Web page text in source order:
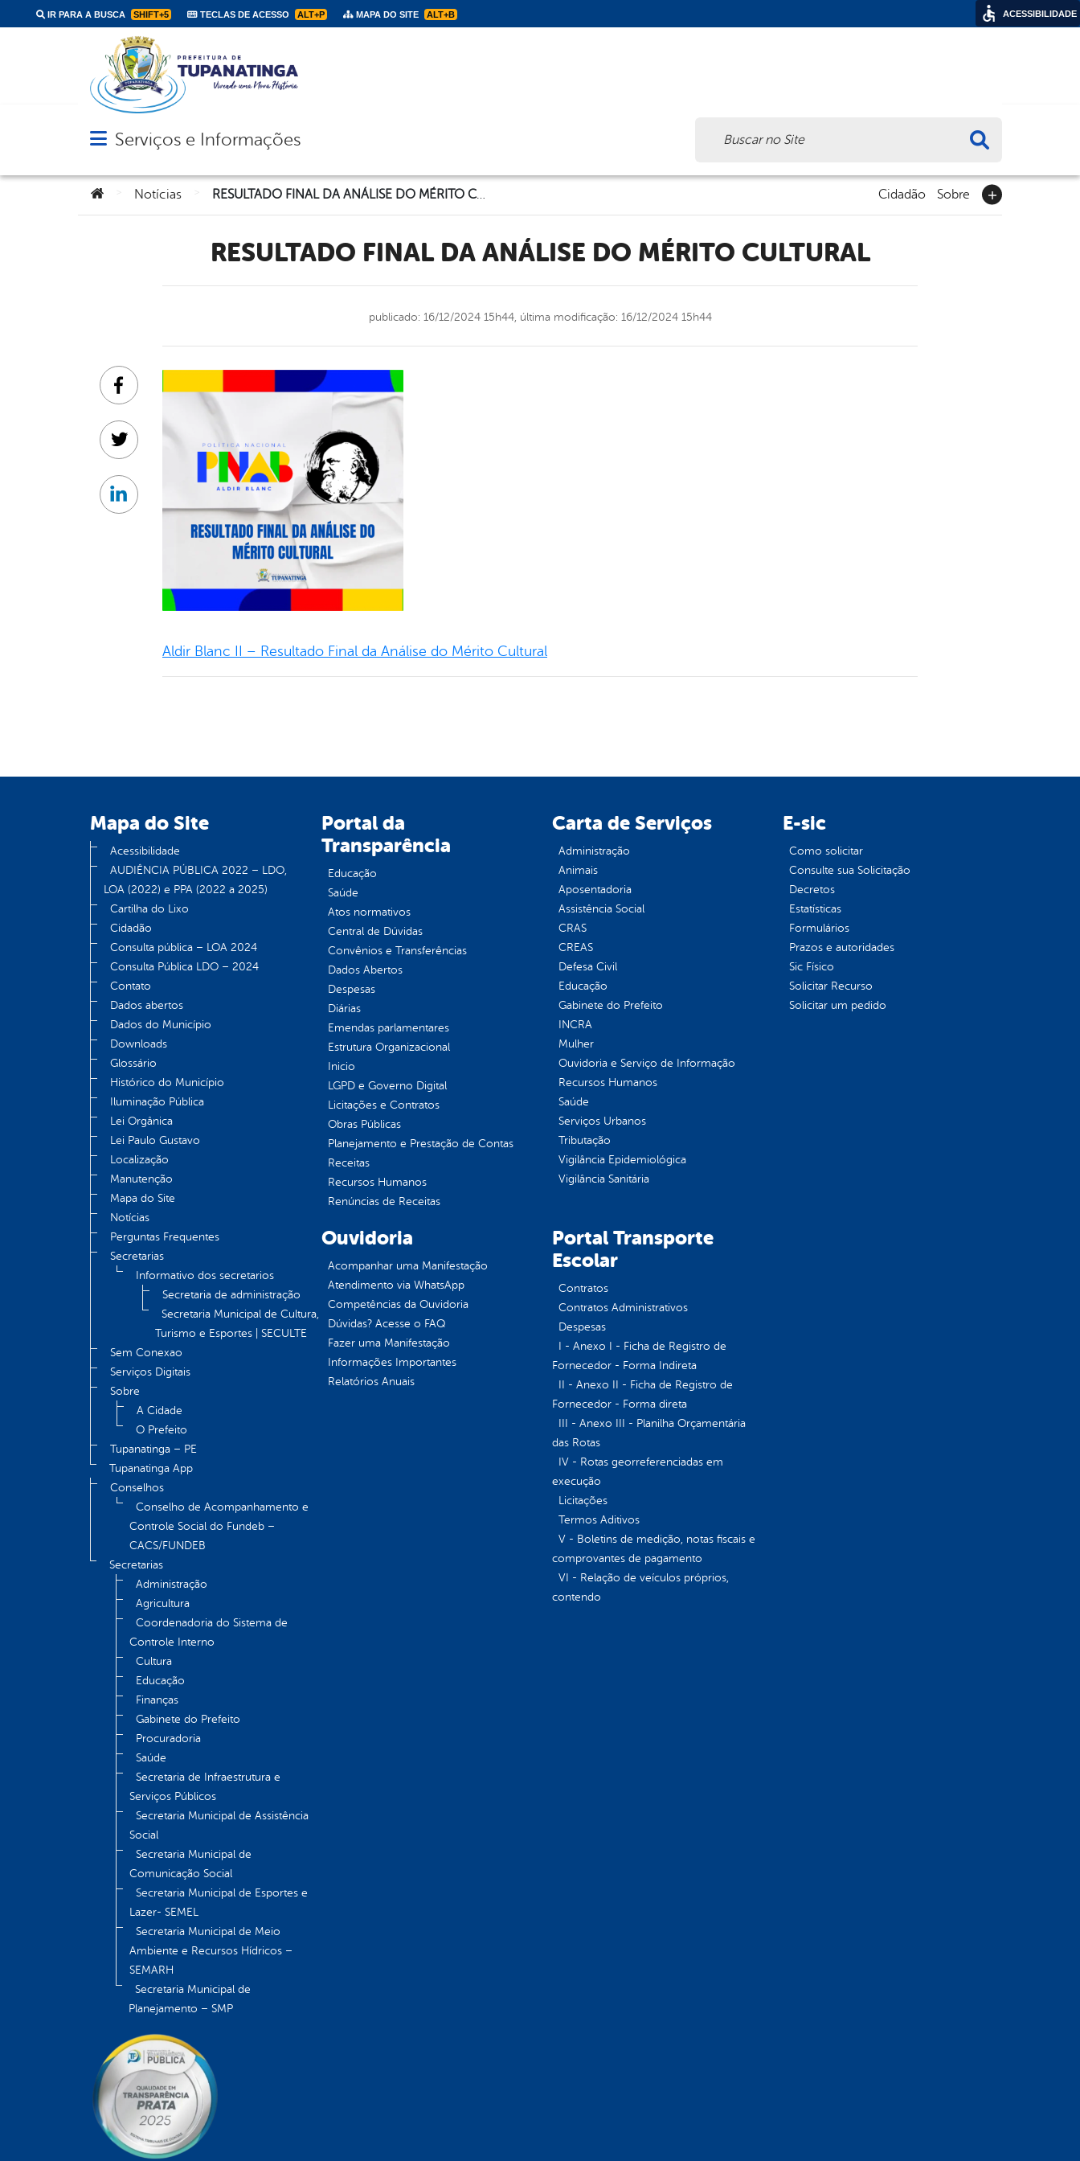
IR PARA A BUSCA SHIFT+5 TECLAS DE ACESSO ALT+P MAPA DO SITE ALT+B
Abrir menu principal de navegação
Serviços e Informações
Você está aqui:
Notícias RESULTADO FINAL DA ANÁLISE DO MÉRITO CULTURAL Cidadão Sobre
RESULTADO FINAL DA ANÁLISE DO MÉRITO CULTURAL
publicado: 16/12/2024 15h44, última modificação: 16/12/2024 15h44
Aldir Blanc II – Resultado Final da Análise do Mérito Cultural
Facebook
Twitter
Linkedin
Mapa do Site
Acessibilidade
AUDIÊNCIA PÚBLICA 2022 – LDO,
LOA (2022) e PPA (2022 a 2025)
Cartilha do Lixo
Cidadão
Consulta pública – LOA 2024
Consulta Pública LDO – 2024
Contato
Dados abertos
Dados do Município
Downloads
Glossário
Histórico do Município
Iluminação Pública
Lei Orgânica
Lei Paulo Gustavo
Localização
Manutenção
Mapa do Site
Notícias
Perguntas Frequentes
Secretarias
Informativo dos secretarios
Secretaria de administração
Secretaria Municipal de Cultura,
Turismo e Esportes | SECULTE
Sem Conexao
Serviços Digitais
Sobre
A Cidade
O Prefeito
Tupanatinga – PE
Tupanatinga App
Conselhos
Conselho de Acompanhamento e
Controle Social do Fundeb –
CACS/FUNDEB
Secretarias
Administração
Agricultura
Coordenadoria do Sistema de
Controle Interno
Cultura
Educação
Finanças
Gabinete do Prefeito
Procuradoria
Saúde
Secretaria de Infraestrutura e
Serviços Públicos
Secretaria Municipal de Assistência
Social
Secretaria Municipal de
Comunicação Social
Secretaria Municipal de Esportes e
Lazer- SEMEL
Secretaria Municipal de Meio
Ambiente e Recursos Hídricos –
SEMARH
Secretaria Municipal de
Planejamento – SMP
Portal da
Transparência
Educação
Saúde
Atos normativos
Central de Dúvidas
Convênios e Transferências
Dados Abertos
Despesas
Diárias
Emendas parlamentares
Estrutura Organizacional
Inicio
LGPD e Governo Digital
Licitações e Contratos
Obras Públicas
Planejamento e Prestação de Contas
Receitas
Recursos Humanos
Renúncias de Receitas
Carta de Serviços
Administração
Animais
Aposentadoria
Assistência Social
CRAS
CREAS
Defesa Civil
Educação
Gabinete do Prefeito
INCRA
Mulher
Ouvidoria e Serviço de Informação
Recursos Humanos
Saúde
Serviços Urbanos
Tributação
Vigilância Epidemiológica
Vigilância Sanitária
E-sic
Como solicitar
Consulte sua Solicitação
Decretos
Estatísticas
Formulários
Prazos e autoridades
Sic Físico
Solicitar Recurso
Solicitar um pedido
Ouvidoria
Acompanhar uma Manifestação
Atendimento via WhatsApp
Competências da Ouvidoria
Dúvidas? Acesse o FAQ
Fazer uma Manifestação
Informações Importantes
Relatórios Anuais
Portal Transporte
Escolar
Contratos
Contratos Administrativos
Despesas
I - Anexo I - Ficha de Registro de
Fornecedor - Forma Indireta
II - Anexo II - Ficha de Registro de
Fornecedor - Forma direta
III - Anexo III - Planilha Orçamentária
das Rotas
IV - Rotas georreferenciadas em
execução
Licitações
Termos Aditivos
V - Boletins de medição, notas fiscais e
comprovantes de pagamento
VI - Relação de veículos próprios,
contendo
ACESSIBILIDADE